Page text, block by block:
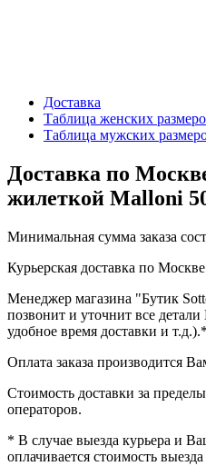
Доставка
Таблица женских
Таблица мужских
Доставка по
жилеткой Malloni
Минимальная сумма заказа
Курьерская доставка по
Менеджер магазина "Бутик
позвонит и уточнит все
удобное время доставки и т.д.).*
Оплата заказа производится
Стоимость доставки за
операторов.
* В случае выезда курьера и
оплачивается стоимость